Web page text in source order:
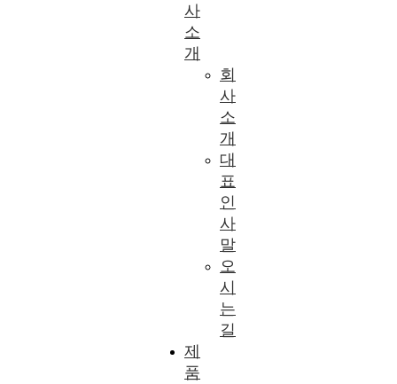
사
소
개
회
사
소
개
대
표
인
사
말
오
시
는
길
제
품